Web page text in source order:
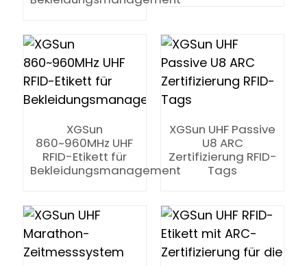
XGSun
860~960MHz UHF
RFID-Etikett für
Bekleidungsmanagement
XGSun UHF Passive
U8 ARC
Zertifizierung RFID-
Tags